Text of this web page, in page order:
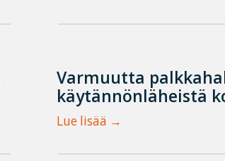
Varmuutta
käytännönläheistä
Lue lisää